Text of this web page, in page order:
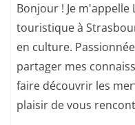
Bonjour ! Je m'appelle
touristique à
en culture.
partager mes
faire découvrir les
plaisir de vous